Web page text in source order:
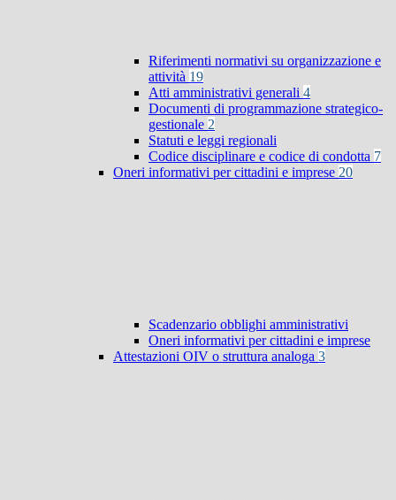
Riferimenti normativi su organizzazione e
attività 19
Atti amministrativi generali 4
Documenti di programmazione strategico-
gestionale 2
Statuti e leggi regionali
Codice disciplinare e codice di condotta 7
Oneri informativi per cittadini e imprese 20
Scadenzario obblighi amministrativi
Oneri informativi per cittadini e imprese
Attestazioni OIV o struttura analoga 3